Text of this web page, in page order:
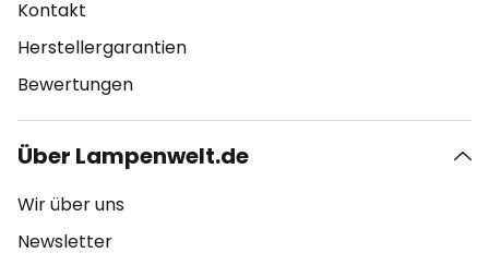
Kontakt
Herstellergarantien
Bewertungen
Über Lampenwelt.de
Wir über uns
Newsletter